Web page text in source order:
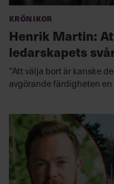
Krönikor
Henrik Martin:
ledarskapets
”Att välja bort är kanske
avgörande färdigheten en